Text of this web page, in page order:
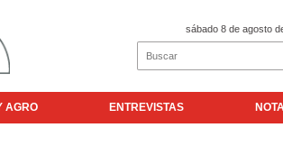
sábado 8 de agosto
AGRO ENTREVISTAS